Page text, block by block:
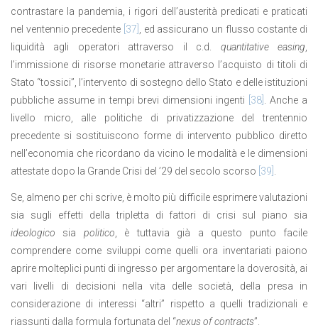
contrastare la pandemia, i rigori dell’austerità predicati e praticati
nel ventennio precedente [37]
, ed assicurano un flusso costante di
liquidità agli operatori attraverso il c.d. quantitative easing
l’immissione di risorse monetarie attraverso l’acquisto di titoli di
Stato “tossici”, l’intervento di sostegno dello Stato e delle istituzioni
pubbliche assume in tempi brevi dimensioni ingenti
[38]
. Anche a
livello micro, alle politiche di privatizzazione del trentennio
precedente si sostituiscono forme di intervento pubblico diretto
nell’economia che ricordano da vicino le modalità e le dimensioni
attestate dopo la Grande Crisi del ’29 del secolo scorso [39]
Se, almeno per chi scrive, è molto più difficile esprimere valutazioni
sia sugli effetti della tripletta di fattori di crisi sul piano sia
ideologico sia politico, è tuttavia già a questo punto facile
comprendere come sviluppi come quelli ora inventariati paiono
aprire molteplici punti di ingresso per argomentare la doverosità, ai
vari livelli di decisioni nella vita delle società, della presa in
considerazione di interessi “altri” rispetto a quelli tradizionali e
riassunti dalla formula fortunata del “nexus of contracts”.